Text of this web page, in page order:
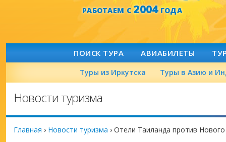
РАБОТАЕМ С2004ГОДА
ПОИСК ТУРА АВИАБИЛЕТЫ
Туры из Иркутска Туры в Азию и
Новости туризма
Главная › Новости туризма › Отели Таиланда против